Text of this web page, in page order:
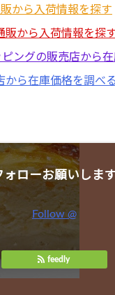
から入荷情報を探す
販から入荷情報を探
ピングの販売店から
から在庫価格を調べる
ォローお願いしま
Follow @
feedly